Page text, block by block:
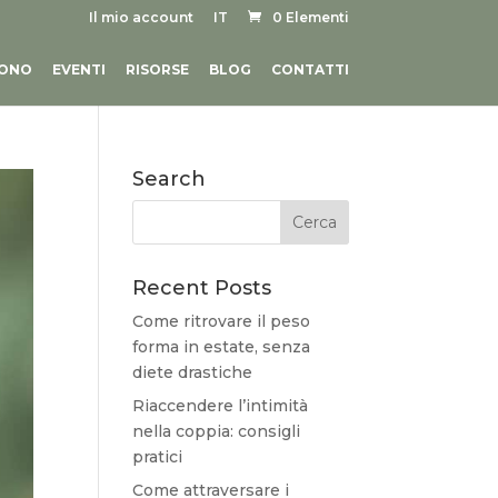
Il mio account IT 0 Elementi
EVENTI RISORSE BLOG CONTATTI
Search
Recent Posts
Come ritrovare il peso
forma in estate, senza
diete drastiche
Riaccendere l’intimità
nella coppia: consigli
pratici
Come attraversare i